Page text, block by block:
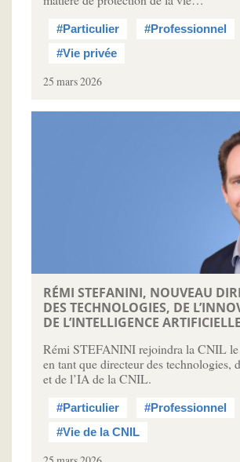
#Particulier
#Professionnel
#Vie privée
25 mars 2026
RÉMI STEFANINI, NOUVEAU
DES TECHNOLOGIES, DE
DE L’INTELLIGENCE ARTIFICIELLE
Rémi STEFANINI rejoindra la CNIL
en tant que directeur des technologies,
et de l’IA de la CNIL.
#Particulier
#Professionnel
#Vie de la CNIL